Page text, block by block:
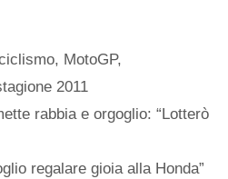
, MotoGP,
2011
rabbia e orgoglio: “Lotterò
regalare gioia alla Honda”